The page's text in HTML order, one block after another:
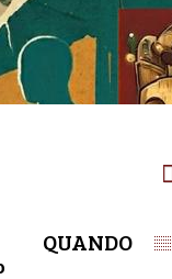
QUANDO